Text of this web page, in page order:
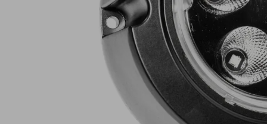
Zestawy oświetlenia
Inne
Często zadawane
Kontakt